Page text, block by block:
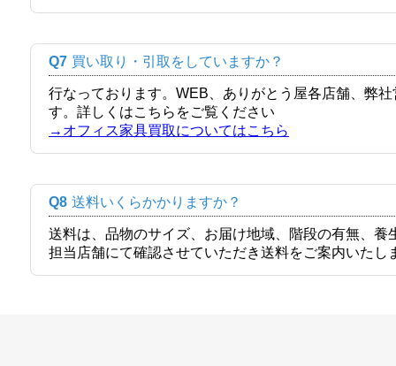
Q7 買い取り・引取をしていますか？
行なっております。WEB、ありがとう屋各店舗、弊
す。詳しくはこちらをご覧ください
→オフィス家具買取についてはこちら
Q8 送料いくらかかりますか？
送料は、品物のサイズ、お届け地域、階段の有無、
担当店舗にて確認させていただき送料をご案内いたし